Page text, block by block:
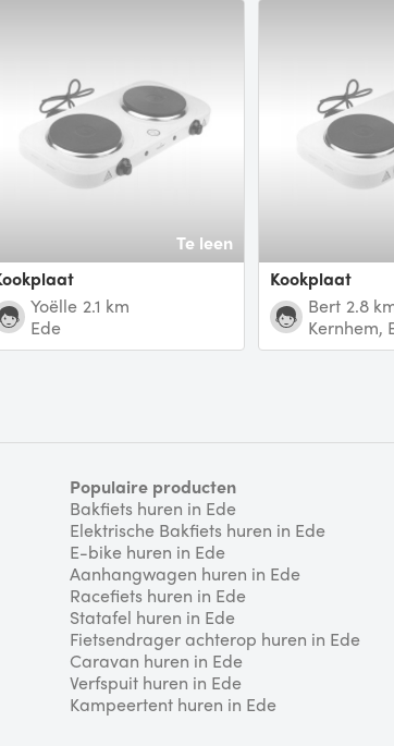
Te leen
Kookplaat
Yoëlle 2.1 km
Ede
Kookplaat
Bert 2.8
Kernhem,
Populaire producten
Bakfiets huren in Ede
Elektrische Bakfiets huren in Ede
E-bike huren in Ede
Aanhangwagen huren in Ede
Racefiets huren in Ede
Statafel huren in Ede
Fietsendrager achterop huren in Ede
Caravan huren in Ede
Verfspuit huren in Ede
Kampeertent huren in Ede